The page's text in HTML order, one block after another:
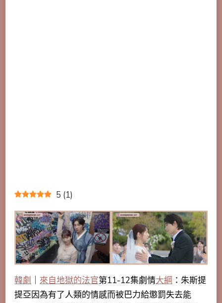
5 (1)
韓劇 來自地獄的法官第11-12集劇情大綱 ：朱斯提
提亞因為有了人類的情感而被巴力給懲罰失去能